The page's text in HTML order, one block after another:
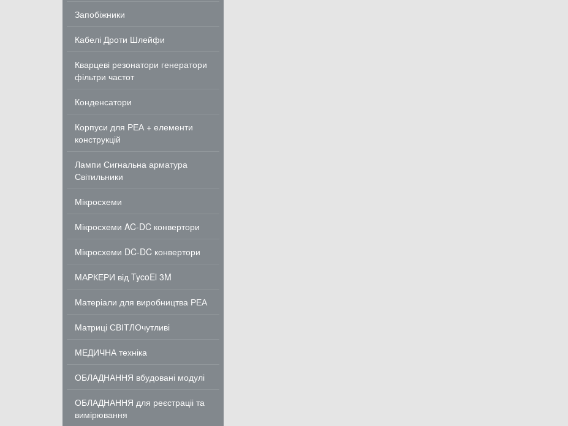
Запобіжники
Кабелі Дроти Шлейфи
Кварцеві резонатори генератори
фільтри частот
Конденсатори
Корпуси для РЕА + елементи
конструкцій
Лампи Сигнальна арматура
Світильники
Мікросхеми
Мікросхеми AC-DC конвертори
Мікросхеми DC-DC конвертори
МАРКЕРИ від TycoEl 3M
Матеріали для виробництва РЕА
Матриці СВІТЛОчутливі
МЕДИЧНА техніка
ОБЛАДНАННЯ вбудовані модулі
ОБЛАДНАННЯ для реєстраціі та
вимірювання